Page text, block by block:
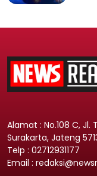
Alamat : No.108 C, Jl.
Surakarta, Jateng
Telp : 02712931177
Email :